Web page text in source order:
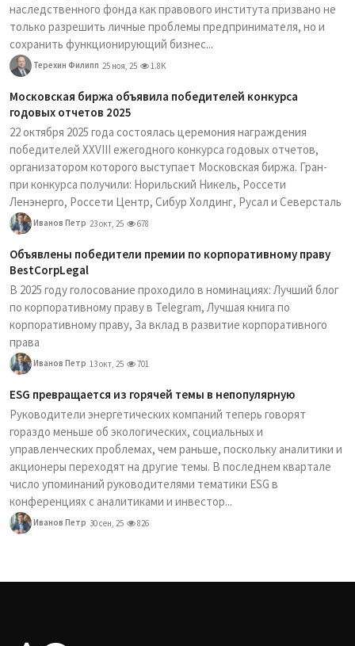
наследственного фонда как правового института призвано не
только разрешить личные проблемы предпринимателя, но и
сохранить функционирующий бизнес...
Терехин Филипп 25 ноя, 25 1.8K
Московская биржа объявила победителей конкурса
годовых отчетов 2025
22 октября 2025 года состоялась церемония награждения
победителей XXVIII ежегодного конкурса годовых отчетов,
организатором которого выступает Московская биржа. Гран-
при конкурса получили: Норильский Никель, Россети
Ленэнерго, Россети Центр, Сибур Холдинг, Русал и Северсталь
Иванов Петр 23 окт, 25 678
Объявлены победители премии по корпоративному праву
BestCorpLegal
В 2025 году голосование проходило в номинациях: Лучший блог
по корпоративному праву в Telegram, Лучшая книга по
корпоративному праву, За вклад в развитие корпоративного
права
Иванов Петр 13 окт, 25 701
ESG превращается из горячей темы в непопулярную
Руководители энергетических компаний теперь говорят
гораздо меньше об экологических, социальных и
управленческих проблемах, чем раньше, поскольку аналитики и
акционеры переходят на другие темы. В последнем квартале
число упоминаний руководителями тематики ESG в
конференциях с аналитиками и инвестор...
Иванов Петр 30 сен, 25 826